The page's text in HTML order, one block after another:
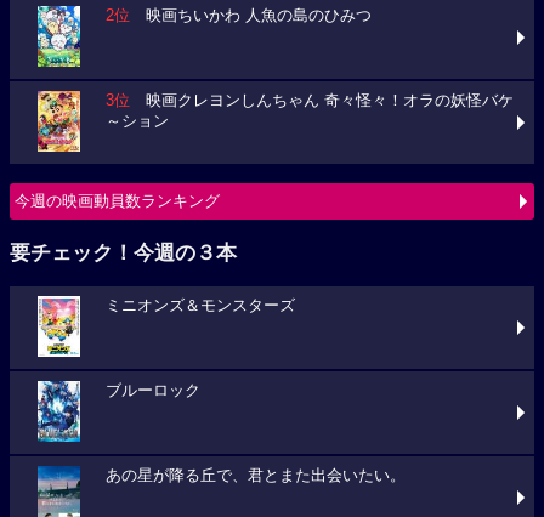
2位 映画ちいかわ 人魚の島のひみつ
3位 映画クレヨンしんちゃん 奇々怪々！オラの妖怪バケ
～ション
今週の映画動員数ランキング
要チェック！今週の３本
ミニオンズ＆モンスターズ
ブルーロック
あの星が降る丘で、君とまた出会いたい。